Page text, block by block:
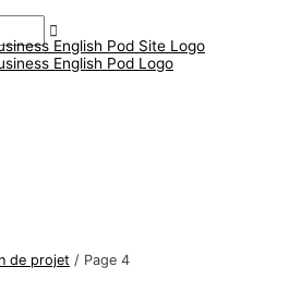
de projet / Page 4